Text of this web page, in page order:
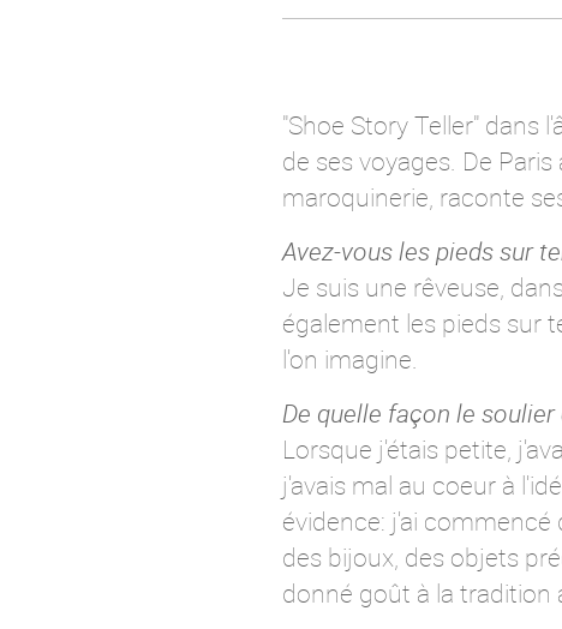
"Shoe Story Teller" dans
de ses voyages. De
maroquinerie, raconte
Avez-vous les pieds sur
Je suis une rêveuse,
également les pieds sur
l'on imagine.
De quelle façon le
Lorsque j'étais petite,
j'avais mal au coeur à
évidence: j'ai
des bijoux, des objets
donné goût à la tradition